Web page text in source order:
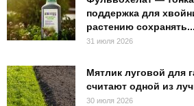
поддержка для
растению сохранять...
31 июля 2026
Мятлик луговой для
считают одной из
30 июля 2026